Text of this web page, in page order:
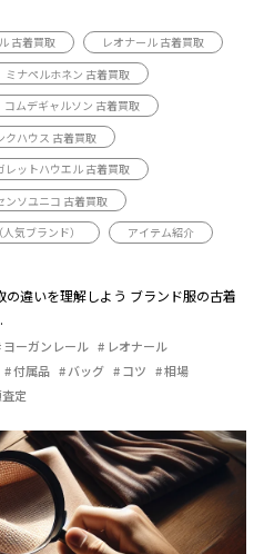
古着買取
レオナール 古着買取
ミナペルホネン 古着買取
コムデギャルソン 古着買取
クハウス 古着買取
レットハウエル 古着買取
ンソユニコ 古着買取
気ブランド）
アイテム紹介
違いを理解しよう ブランド服の古着
ヨーガンレール
レオナール
付属品 バッグ コツ
相場
定